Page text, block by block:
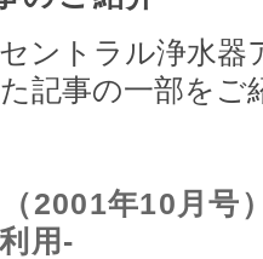
ントラル浄水器
記事の一部をご
2001年10月号
用-